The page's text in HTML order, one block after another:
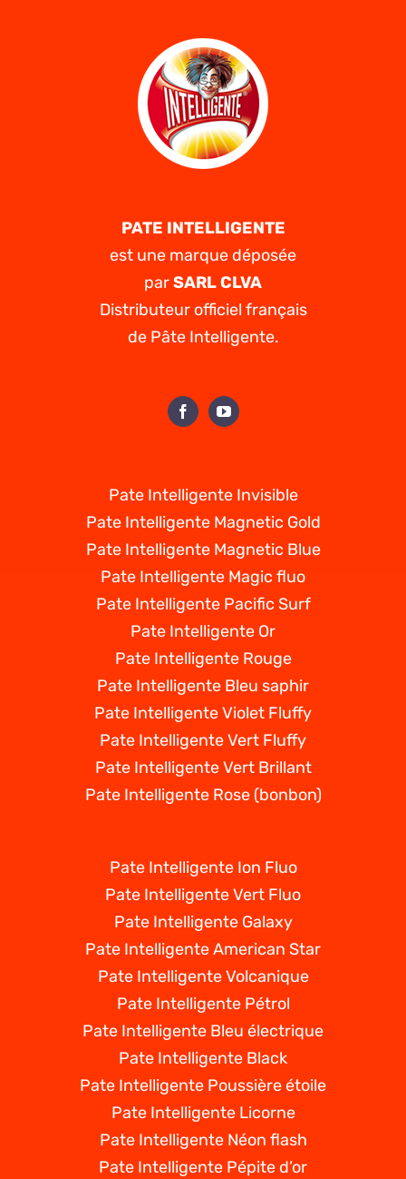
PATE INTELLIGENTE
est une marque déposée
parSARL CLVA
Distributeur officiel français
de Pâte Intelligente.
Pate Intelligente Invisible
Pate Intelligente Magnetic Gold
Pate Intelligente Magnetic Blue
Pate Intelligente Magic fluo
Pate Intelligente Pacific Surf
Pate Intelligente Or
Pate Intelligente Rouge
Pate Intelligente Bleu saphir
Pate Intelligente Violet Fluffy
Pate Intelligente Vert Fluffy
Pate Intelligente Vert Brillant
Pate Intelligente Rose (bonbon)
Pate Intelligente Ion Fluo
Pate Intelligente Vert Fluo
Pate Intelligente Galaxy
Pate Intelligente American Star
Pate Intelligente Volcanique
Pate Intelligente Pétrol
Pate Intelligente Bleu électrique
Pate Intelligente Black
Pate Intelligente Poussière étoile
Pate Intelligente Licorne
Pate Intelligente Néon flash
Pate Intelligente Pépite d’or